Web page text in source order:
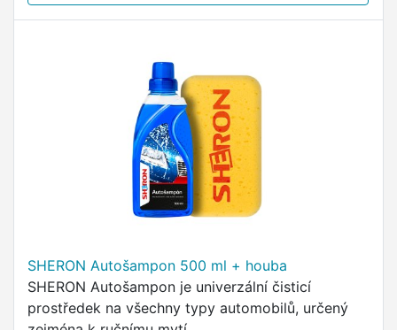
SHERON Autošampon 500 ml + houba
SHERON Autošampon je univerzální čisticí
prostředek na všechny typy automobilů, určený